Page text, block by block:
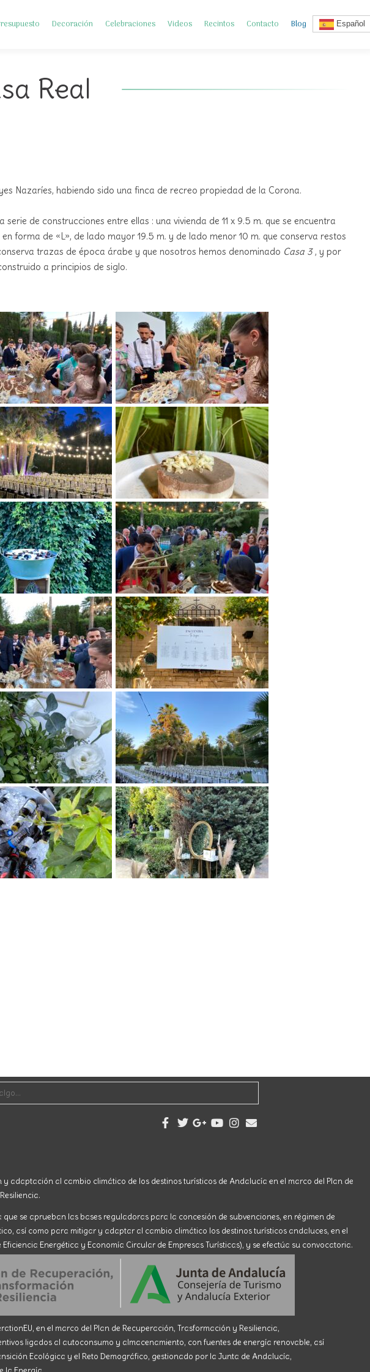
Decoración Celebraciones Videos Recintos Contacto Blog Español
Real
Nazaríes, habiendo sido una finca de recreo propiedad de la Corona.
de construcciones entre ellas : una vivienda de 11 x 9.5 m. que se encuentra
forma de «L», de lado mayor 19.5 m. y de lado menor 10 m. que conserva restos
trazas de época árabe y que nosotros hemos denominado Casa 3 , y por
a principios de siglo.
al cambio climático de los destinos turísticos de Andalucía en el marco del Plan de
se aprueban las bases reguladoras para la concesión de subvenciones, en régimen de
así como para mitigar y adaptar al cambio climático los destinos turísticos andaluces, en el
Energética y Economía Circular de Empresas Turísticas), y se efectúa su convocatoria.
en el marco del Plan de Recuperación, Trasformación y Resiliencia,
ligados al autoconsumo y almacenamiento, con fuentes de energía renovable, así
Ecológica y el Reto Demográfico, gestionado por la Junta de Andalucía,